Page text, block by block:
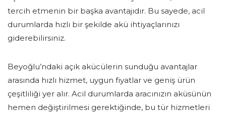
tercih etmenin bir başka avantajıdır. Bu sayede, acil
durumlarda hızlı bir şekilde akü ihtiyaçlarınızı
giderebilirsiniz.
Beyoğlu’ndaki açık akücülerin sunduğu avantajlar
arasında hızlı hizmet, uygun fiyatlar ve geniş ürün
çeşitliliği yer alır. Acil durumlarda aracınızın aküsünün
hemen değiştirilmesi gerektiğinde, bu tür hizmetleri